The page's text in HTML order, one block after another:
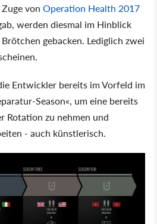
von Operation Health 2017
werden diesmal im Hinblick
gebacken. Lediglich zwei
Entwickler bereits im Vorfeld im
Season«, um eine bereits
Rotation zu nehmen und
- auch künstlerisch.